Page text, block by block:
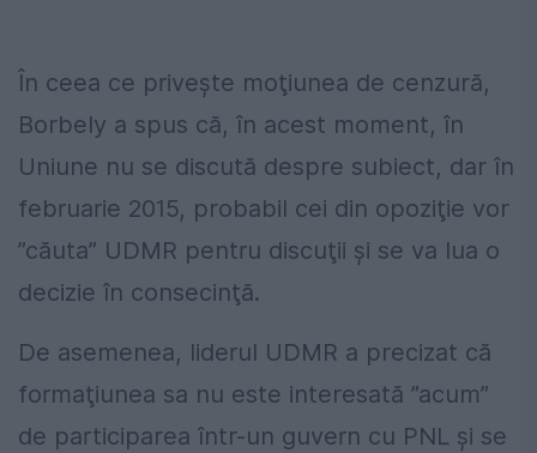
În ceea ce priveşte moţiunea de cenzură,
Borbely a spus că, în acest moment, în
Uniune nu se discută despre subiect, dar în
februarie 2015, probabil cei din opoziţie vor
”căuta” UDMR pentru discuţii şi se va lua o
decizie în consecinţă.
De asemenea, liderul UDMR a precizat că
formaţiunea sa nu este interesată ”acum”
de participarea într-un guvern cu PNL şi se